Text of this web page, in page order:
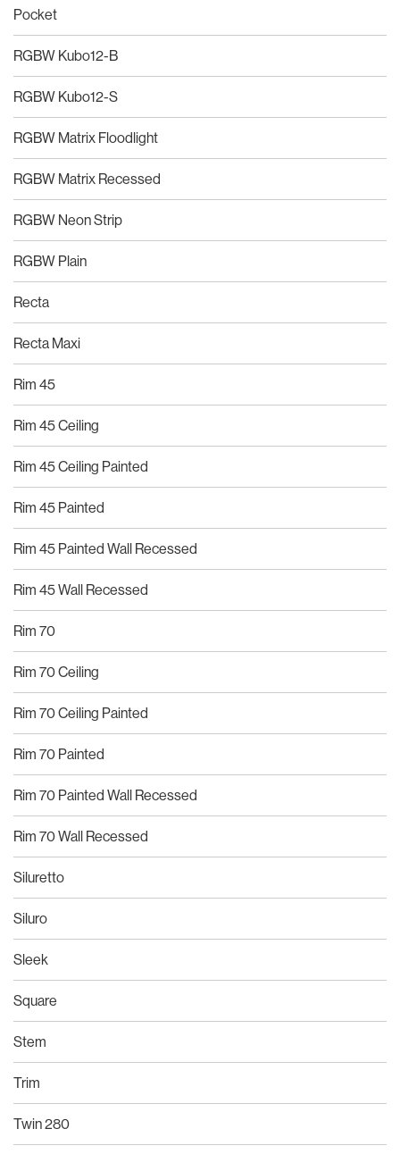
Pocket
RGBW Kubo12-B
RGBW Kubo12-S
RGBW Matrix Floodlight
RGBW Matrix Recessed
RGBW Neon Strip
RGBW Plain
Recta
Recta Maxi
Rim 45
Rim 45 Ceiling
Rim 45 Ceiling Painted
Rim 45 Painted
Rim 45 Painted Wall Recessed
Rim 45 Wall Recessed
Rim 70
Rim 70 Ceiling
Rim 70 Ceiling Painted
Rim 70 Painted
Rim 70 Painted Wall Recessed
Rim 70 Wall Recessed
Siluretto
Siluro
Sleek
Square
Stem
Trim
Twin 280